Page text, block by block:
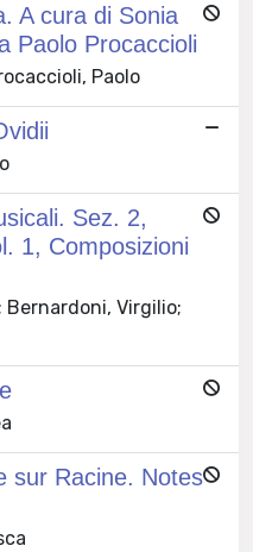
A cura di Sonia
Paolo Procaccioli
Paolo
Sez. 2,
1, Composizioni
Bernardoni, Virgilio;
sur Racine. Notes